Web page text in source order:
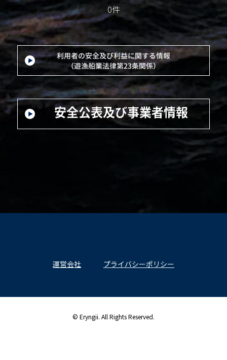
0件
運営会社 プライバシーポリシー
© Eryngii. All Rights Reserved.